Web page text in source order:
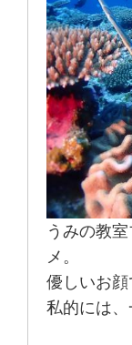
うみの教
メ。
優しいお顔
私的には